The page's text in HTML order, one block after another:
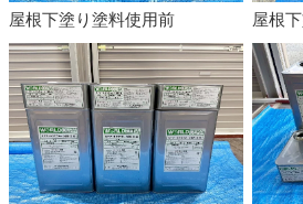
屋根下塗り塗料使用前 屋根